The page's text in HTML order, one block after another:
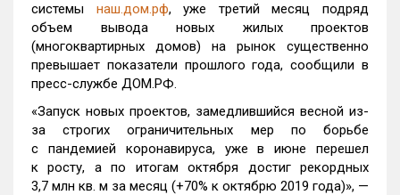
системы наш.дом.рф, уже третий месяц подряд
объем вывода новых жилых проектов
(многоквартирных домов) на рынок существенно
превышает показатели прошлого года, сообщили в
пресс-службе ДОМ.РФ.
«Запуск новых проектов, замедлившийся весной из-
за строгих ограничительных мер по борьбе
с пандемией коронавируса, уже в июне перешел
к росту, а по итогам октября достиг рекордных
3,7 млн кв. м за месяц (+70% к октябрю 2019 года)», —